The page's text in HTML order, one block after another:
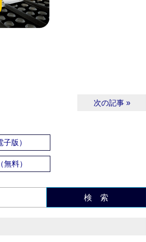
次の記事 »
版）
料）
検 索